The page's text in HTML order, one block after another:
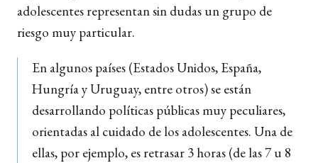
adolescentes representan sin dudas un grupo de
riesgo muy particular.
En algunos países (Estados Unidos, España,
Hungría y Uruguay, entre otros) se están
desarrollando políticas públicas muy peculiares,
orientadas al cuidado de los adolescentes. Una de
ellas, por ejemplo, es retrasar 3 horas (de las 7 u 8